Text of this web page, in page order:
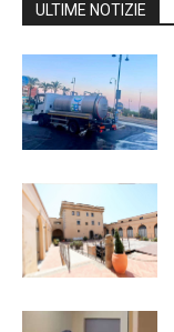
ULTIME NOTIZIE